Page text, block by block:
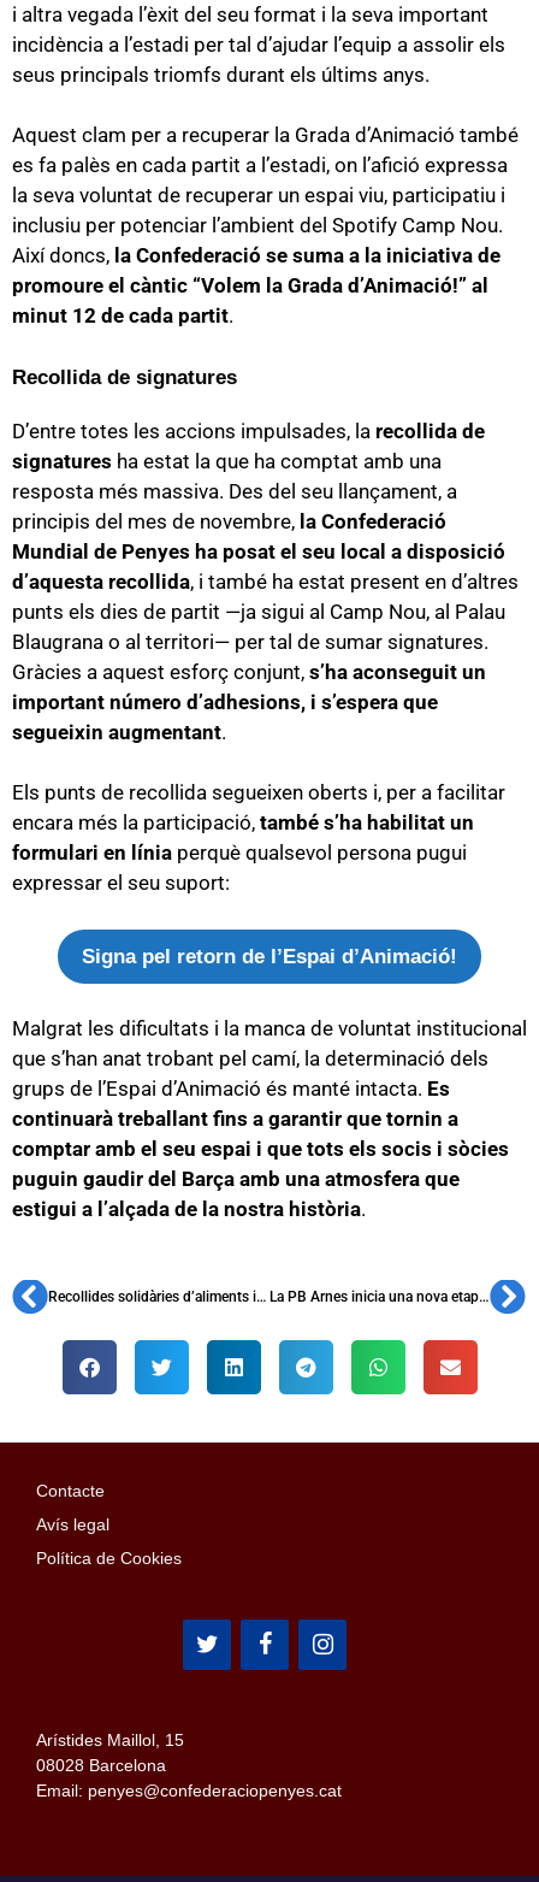
i altra vegada l’èxit del seu format i la seva important
incidència a l’estadi per tal d’ajudar l’equip a assolir els
seus principals triomfs durant els últims anys.
Aquest clam per a recuperar la Grada d’Animació també
es fa palès en cada partit a l’estadi, on l’afició expressa
la seva voluntat de recuperar un espai viu, participatiu i
inclusiu per potenciar l’ambient del Spotify Camp Nou.
Així doncs, la Confederació se suma a la iniciativa de
promoure el càntic “Volem la Grada d’Animació!” al
minut 12 de cada partit.
Recollida de signatures
D’entre totes les accions impulsades, la recollida de
signatures ha estat la que ha comptat amb una
resposta més massiva. Des del seu llançament, a
principis del mes de novembre, la Confederació
Mundial de Penyes ha posat el seu local a disposició
d’aquesta recollida, i també ha estat present en d’altres
punts els dies de partit —ja sigui al Camp Nou, al Palau
Blaugrana o al territori— per tal de sumar signatures.
Gràcies a aquest esforç conjunt, s’ha aconseguit un
important número d’adhesions, i s’espera que
segueixin augmentant.
Els punts de recollida segueixen oberts i, per a facilitar
encara més la participació, també s’ha habilitat un
formulari en línia perquè qualsevol persona pugui
expressar el seu suport:
Signa pel retorn de l’Espai d’Animació!
Malgrat les dificultats i la manca de voluntat institucional
que s’han anat trobant pel camí, la determinació dels
grups de l’Espai d’Animació és manté intacta. Es
continuarà treballant fins a garantir que tornin a
comptar amb el seu espai i que tots els socis i sòcies
puguin gaudir del Barça amb una atmosfera que
estigui a l’alçada de la nostra història.
Recollides solidàries d’aliments i joguines a diverses penyes La PB Arnes inicia una nova etapa amb la seva refundació
Contacte
Avís legal
Política de Cookies
Arístides Maillol, 15
08028 Barcelona
Email: penyes@confederaciopenyes.cat